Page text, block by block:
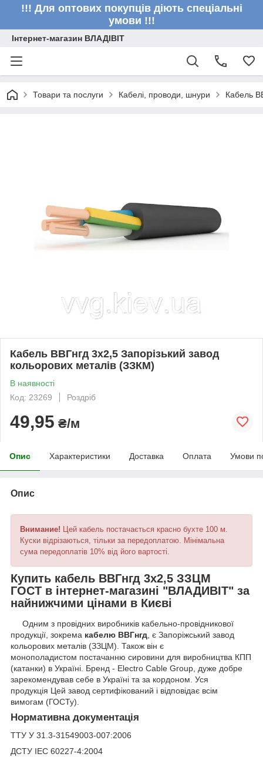
!!! Для оптових покупців діють спеціальні
умови !!!
Інтернет-магазин ВЛАДІВІТ
Товари та послуги Кабелі, проводи, шнури Кабель
Кабель ВВГнгд 3х2,5 Запорізький завод
кольорових металів (ЗЗКМ)
В наявності
Код: 23269
Роздріб
49,95 ₴/м
Опис Характеристики Доставка Оплата Умови
Опис
Внимание! Цей кабель постачається красно бухте 100 м.
Куски відрізаються, тільки за передоплатою. Мінімальна
сума передоплатів 10% від його вартості.
Купить кабель ВВГнгд 3х2,5 ЗЗЦМ
ГОСТ в інтернет-магазині "ВЛАДИВІТ" за
найнижчими цінами в Києві
Одним з провідних виробників кабельно-провідникової
продукції, зокрема кабелю ВВГнгд, є Запоріжський завод
кольорових металів (ЗЗЦМ). Також він є
монополадистом постачанню сировини для виробництва КПП
(катанки) в Україні. Бренд - Electro Cable Group, дуже добре
зарекомендував себе в Україні та за кордоном. Уся
продукція Цей завод сертифікований і відповідає всім
вимогам (ГОСТу).
Нормативна документація
ТТУ У 31.3-31549003-007:2006
ДСТУ IEС 60227-4:2004